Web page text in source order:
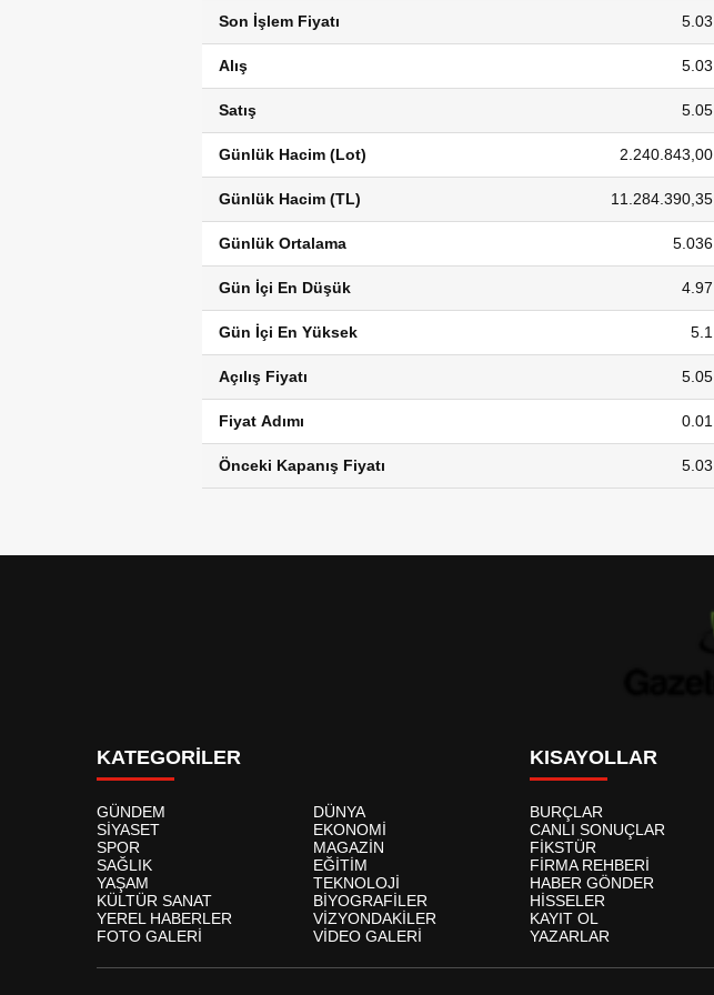
Son İşlem Fiyatı 5.03
Alış 5.03
Satış 5.05
Günlük Hacim (Lot) 2.240.843,00
Günlük Hacim (TL) 11.284.390,35
Günlük Ortalama 5.036
Gün İçi En Düşük 4.97
Gün İçi En Yüksek 5.1
Açılış Fiyatı 5.05
Fiyat Adımı 0.01
Önceki Kapanış Fiyatı 5.03
KATEGORİLER
GÜNDEM
DÜNYA
SİYASET
EKONOMİ
SPOR
MAGAZİN
SAĞLIK
EĞİTİM
YAŞAM
TEKNOLOJİ
KÜLTÜR SANAT
BİYOGRAFİLER
YEREL HABERLER
VİZYONDAKİLER
FOTO GALERİ
VİDEO GALERİ
KISAYOLLAR
BURÇLAR
CANLI SONUÇLAR
FİKSTÜR
FİRMA REHBERİ
HABER GÖNDER
HİSSELER
KAYIT OL
YAZARLAR